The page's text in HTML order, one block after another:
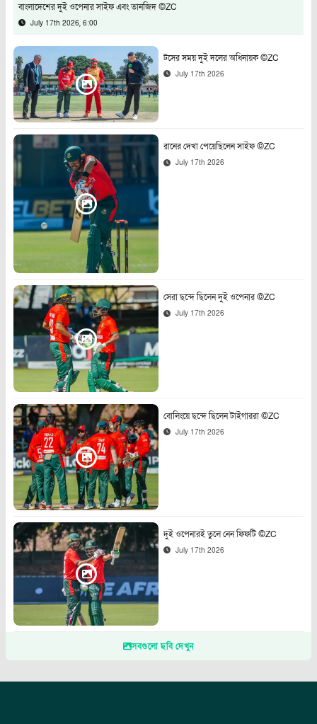
বাংলাদেশের দুই ওপেনার সাইফ এবং তানজিদ ©ZC
July 17th 2026, 6:00
টসের সময় দুই দলের অধিনায়ক ©ZC
July 17th 2026
রানের দেখা পেয়েছিলেন সাইফ ©ZC
July 17th 2026
সেরা ছন্দে ছিলেন দুই ওপেনার ©ZC
July 17th 2026
বোলিংয়ে ছন্দে ছিলেন টাইগাররা ©ZC
July 17th 2026
দুই ওপেনারই তুলে নেন ফিফটি ©ZC
July 17th 2026
সবগুলো ছবি দেখুন